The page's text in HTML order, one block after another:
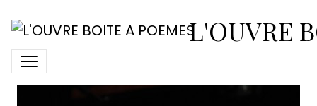
L'OUVRE
2018-avril-7-spectacle-
loup26-helene